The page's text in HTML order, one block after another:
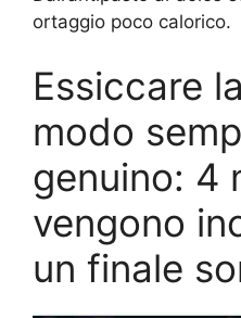
ortaggio poco calorico.
Essiccare
modo
genuino: 4
vengono
un finale